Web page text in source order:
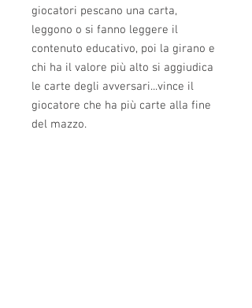
giocatori pescano una carta,
leggono o si fanno leggere il
contenuto educativo, poi la girano e
chi ha il valore più alto si aggiudica
le carte degli avversari...vince il
giocatore che ha più carte alla fine
del mazzo.